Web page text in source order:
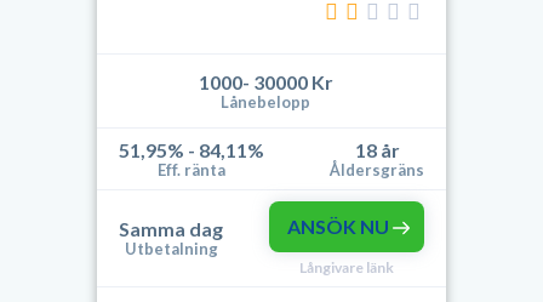
1000- 30000 Kr
Lånebelopp
51,95% - 84,11%
Eff. ränta
18 år
Åldersgräns
Samma dag
Utbetalning
ANSÖK NU
Långivare länk